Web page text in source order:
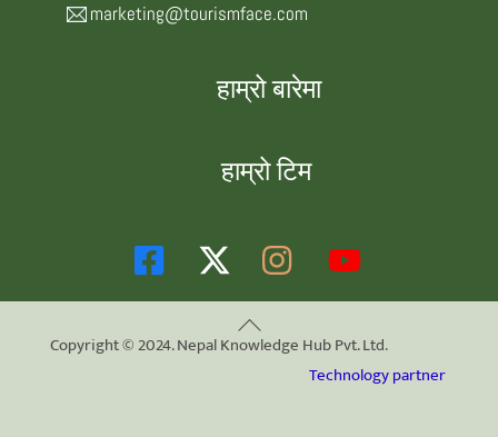
marketing@tourismface.com
हाम्रो बारेमा
हाम्रो टिम
Back
To
Copyright © 2024. Nepal Knowledge Hub Pvt. Ltd.
Technology partner